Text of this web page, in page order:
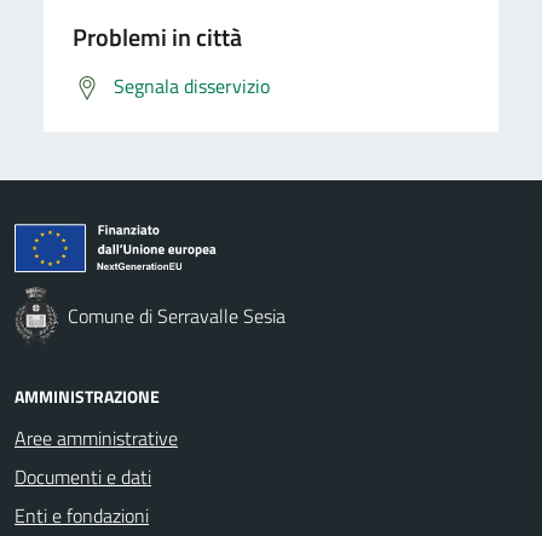
Problemi in città
Segnala disservizio
Comune di Serravalle Sesia
AMMINISTRAZIONE
Aree amministrative
Documenti e dati
Enti e fondazioni